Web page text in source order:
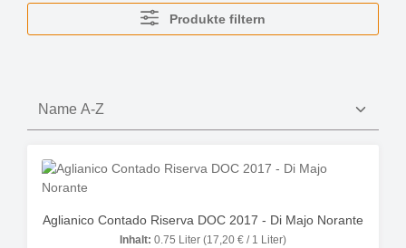
Produkte filtern
Aglianico Contado Riserva DOC 2017 - Di Majo Norante
Inhalt: 0.75 Liter (17,20 € / 1 Liter)